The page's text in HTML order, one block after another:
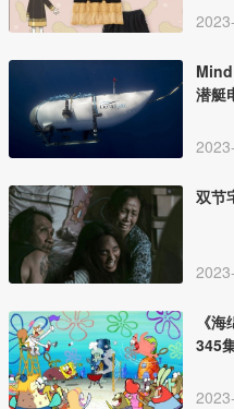
潜艇
双节
《
345